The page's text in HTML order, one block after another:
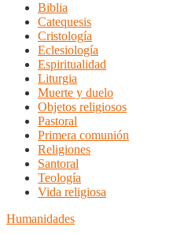
Biblia
Catequesis
Cristología
Eclesiología
Espiritualidad
Liturgia
Muerte y duelo
Objetos religiosos
Pastoral
Primera comunión
Religiones
Santoral
Teología
Vida religiosa
Humanidades